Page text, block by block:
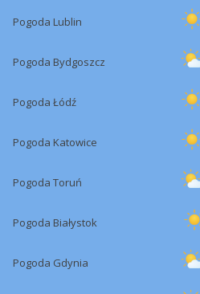
Pogoda Lublin
Pogoda Bydgoszcz
Pogoda Łódź
Pogoda Katowice
Pogoda Toruń
Pogoda Białystok
Pogoda Gdynia